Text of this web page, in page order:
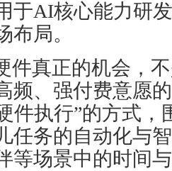
于AI核心能力研
布局。
件真正的机会，
频、强付费意愿
件执行”的方式，
任务的自动化与
等场景中的时间